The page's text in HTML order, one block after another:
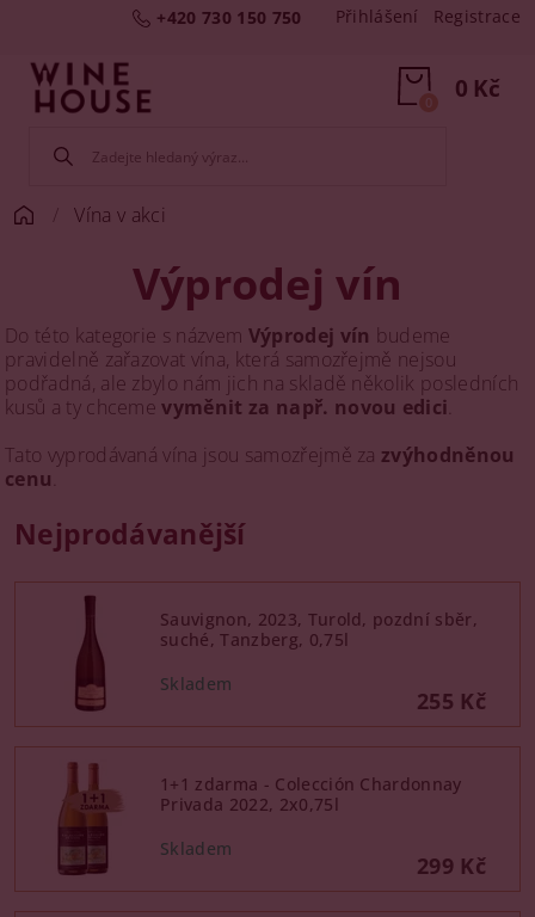
+420 730 150 750 Přihlášení Registrace
0 Kč
0
Vína v akci
Výprodej vín
Do této kategorie s názvem Výprodej vín budeme
pravidelně zařazovat vína, která samozřejmě nejsou
podřadná, ale zbylo nám jich na skladě několik posledních
kusů a ty chcemevyměnit za např. novou edici
Tato vyprodávaná vína jsou samozřejmě za zvýhodněnou
cenu
Nejprodávanější
Sauvignon, 2023, Turold, pozdní sběr,
suché, Tanzberg, 0,75l
255 Kč
1+1 zdarma - Colección Chardonnay
Privada 2022, 2x0,75l
299 Kč